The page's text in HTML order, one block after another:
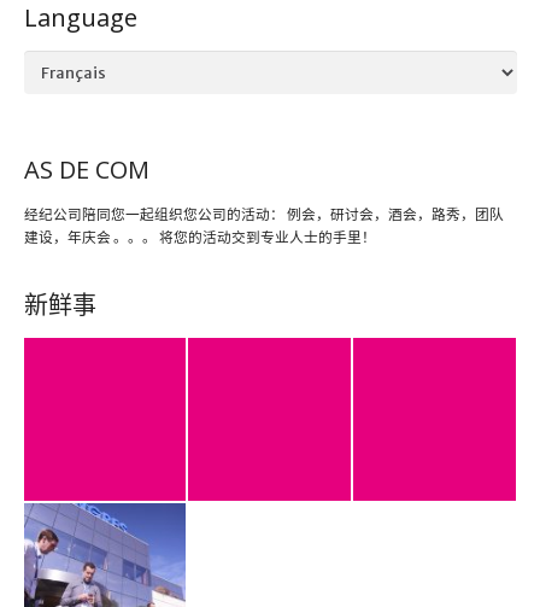
Language
Language
AS DE COM
经纪公司陪同您一起组织您公司的活动： 例会，研讨会，酒会，路秀，团队
建设，年庆会 。。。 将您的活动交到专业人士的手里！
新鲜事